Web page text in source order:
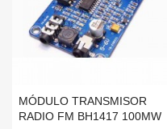
MÓDULO TRANSMISOR
RADIO FM BH1417 100MW